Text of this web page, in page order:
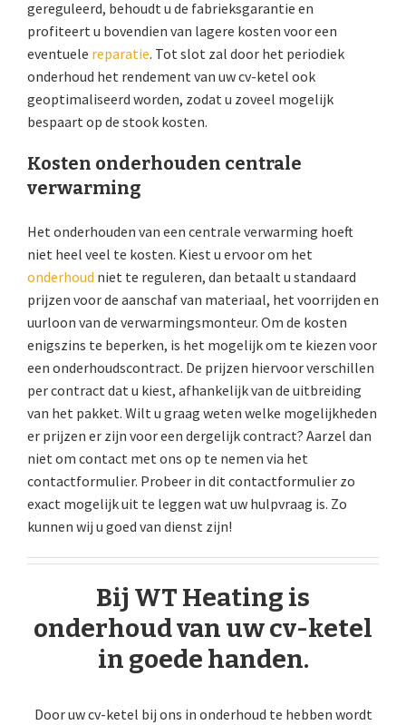
gereguleerd, behoudt u de fabrieksgarantie en
profiteert u bovendien van lagere kosten voor een
eventuele reparatie. Tot slot zal door het periodiek
onderhoud het rendement van uw cv-ketel ook
geoptimaliseerd worden, zodat u zoveel mogelijk
bespaart op de stook kosten.
Kosten onderhouden centrale
verwarming
Het onderhouden van een centrale verwarming hoeft
niet heel veel te kosten. Kiest u ervoor om het
onderhoud niet te reguleren, dan betaalt u standaard
prijzen voor de aanschaf van materiaal, het voorrijden en
uurloon van de verwarmingsmonteur. Om de kosten
enigszins te beperken, is het mogelijk om te kiezen voor
een onderhoudscontract. De prijzen hiervoor verschillen
per contract dat u kiest, afhankelijk van de uitbreiding
van het pakket. Wilt u graag weten welke mogelijkheden
er prijzen er zijn voor een dergelijk contract? Aarzel dan
niet om contact met ons op te nemen via het
contactformulier. Probeer in dit contactformulier zo
exact mogelijk uit te leggen wat uw hulpvraag is. Zo
kunnen wij u goed van dienst zijn!
Bij WT Heating is
onderhoud van uw cv-ketel
in goede handen.
Door uw cv-ketel bij ons in onderhoud te hebben wordt